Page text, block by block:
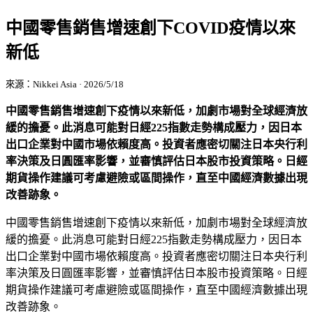
中國零售銷售增速創下COVID疫情以來
新低
來源：Nikkei Asia · 2026/5/18
中國零售銷售增速創下疫情以來新低，加劇市場對全球經濟放
緩的擔憂。此消息可能對日經225指數走勢構成壓力，因日本
出口企業對中國市場依賴度高。投資者應密切關注日本央行利
率決策及日圓匯率影響，並審慎評估日本股市投資策略。日經
期貨操作建議可考慮避險或區間操作，直至中國經濟數據出現
改善跡象。
中國零售銷售增速創下疫情以來新低，加劇市場對全球經濟放
緩的擔憂。此消息可能對日經225指數走勢構成壓力，因日本
出口企業對中國市場依賴度高。投資者應密切關注日本央行利
率決策及日圓匯率影響，並審慎評估日本股市投資策略。日經
期貨操作建議可考慮避險或區間操作，直至中國經濟數據出現
改善跡象。